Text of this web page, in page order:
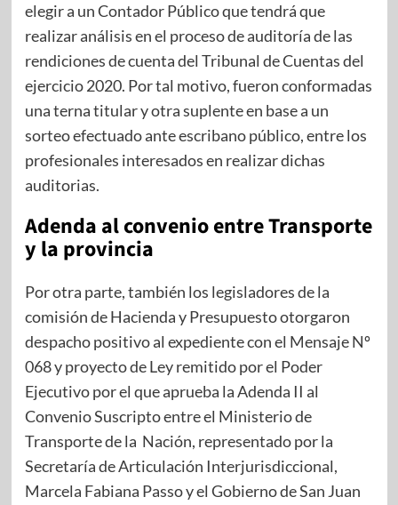
elegir a un Contador Público que tendrá que
realizar análisis en el proceso de auditoría de las
rendiciones de cuenta del Tribunal de Cuentas del
ejercicio 2020. Por tal motivo, fueron conformadas
una terna titular y otra suplente en base a un
sorteo efectuado ante escribano público, entre los
profesionales interesados en realizar dichas
auditorias.
Adenda al convenio entre Transporte
y la provincia
Por otra parte, también los legisladores de la
comisión de Hacienda y Presupuesto otorgaron
despacho positivo al expediente con el Mensaje Nº
068 y proyecto de Ley remitido por el Poder
Ejecutivo por el que aprueba la Adenda II al
Convenio Suscripto entre el Ministerio de
Transporte de la Nación, representado por la
Secretaría de Articulación Interjurisdiccional,
Marcela Fabiana Passo y el Gobierno de San Juan